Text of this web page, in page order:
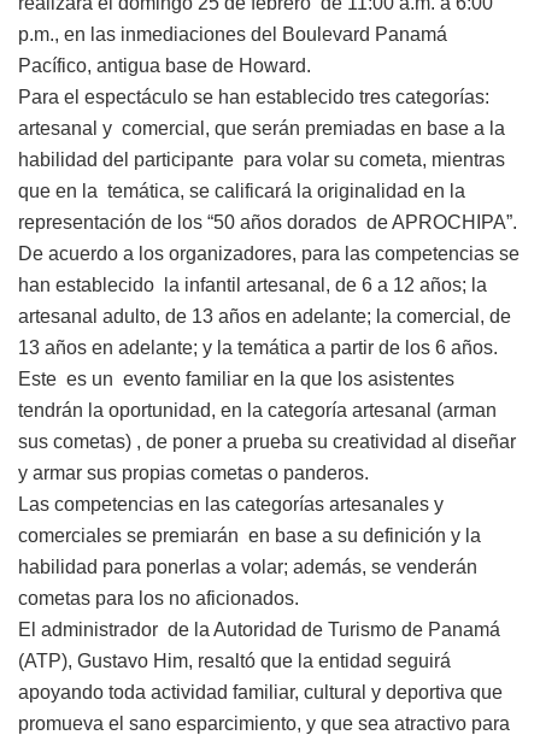
p.m., en las inmediaciones del Boulevard Panamá
Pacífico, antigua base de Howard.
Para el espectáculo se han establecido tres categorías:
artesanal y comercial, que serán premiadas en base a la
habilidad del participante para volar su cometa, mientras
que en la temática, se calificará la originalidad en la
representación de los “50 años dorados de APROCHIPA”.
De acuerdo a los organizadores, para las competencias se
han establecido la infantil artesanal, de 6 a 12 años; la
artesanal adulto, de 13 años en adelante; la comercial, de
13 años en adelante; y la temática a partir de los 6 años.
Este es un evento familiar en la que los asistentes
tendrán la oportunidad, en la categoría artesanal (arman
sus cometas) , de poner a prueba su creatividad al diseñar
y armar sus propias cometas o panderos.
Las competencias en las categorías artesanales y
comerciales se premiarán en base a su definición y la
habilidad para ponerlas a volar; además, se venderán
cometas para los no aficionados.
El administrador de la Autoridad de Turismo de Panamá
(ATP), Gustavo Him, resaltó que la entidad seguirá
apoyando toda actividad familiar, cultural y deportiva que
promueva el sano esparcimiento, y que sea atractivo para